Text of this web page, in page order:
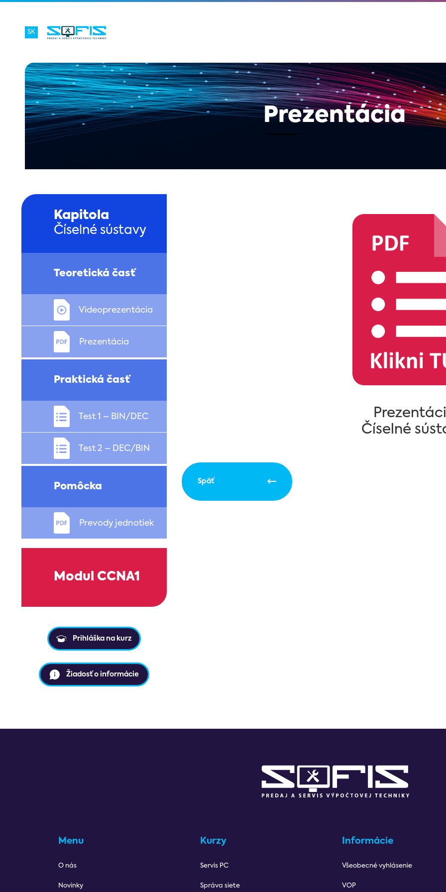
SK
Prezentácia
Kapitola
Číselné sústavy
Teoretická časť
Videoprezentácia
Prezentácia
Praktická časť
Test 1 – BIN/DEC
Test 2 – DEC/BIN
Pomôcka
Prevody jednotiek
Modul CCNA1
Prihláška na kurz
Žiadosť o informácie
Číselné
Späť
Menu
O nás
Novinky
Kurzy
Servis PC
Správa siete
Informácie
Všeobecné vyhlásenie
VOP